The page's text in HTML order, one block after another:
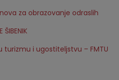
za obrazovanje odraslih
ŠIBENIK
i ugostiteljstvu – FMTU